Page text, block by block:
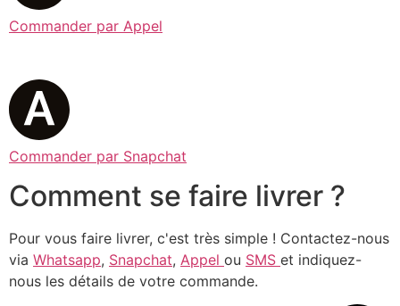
Commander par Appel
Commander par Snapchat
Comment se faire livrer ?
Pour vous faire livrer, c'est très simple ! Contactez-nous
via Whatsapp, Snapchat, Appel ou SMS et indiquez-
nous les détails de votre commande.